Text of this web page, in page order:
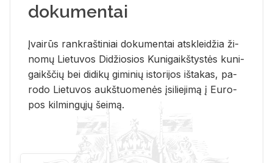
dokumentai
Įvai­rūs rank­raš­ti­niai do­ku­men­tai at­sklei­džia ži­
no­mų Lie­tu­vos Di­džio­sios Ku­ni­gaikš­tys­tės ku­ni­
gaikš­čių bei di­di­kų gi­mi­nių is­to­ri­jos iš­ta­kas, pa­
ro­do Lie­tu­vos aukš­tuo­me­nės įsi­lie­ji­mą į Eu­ro­
pos kil­min­gų­jų šei­mą.